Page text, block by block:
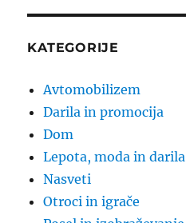
KATEGORIJE
Avtomobilizem
Darila in promocija
Dom
Lepota, moda in darila
Nasveti
Otroci in igrače